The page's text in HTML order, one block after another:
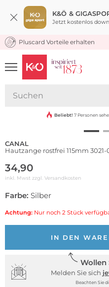
K&Ö &
Jetzt kostenlos
KOSTENLOSER
Pluscard Vorteile erhalten
UNSERE APP
CLICK &
Beliebt! 7 Personen
CANAL
Hautzange rostfrei 115mm 3021-
34,90
inkl. Mwst zzgl. Versandkosten
Farbe: Silber
Achtung: Nur noch 2 Stück
IN DEN
Wollen
Melden Sie sich
Beachten Sie